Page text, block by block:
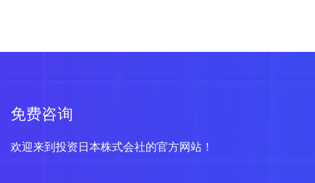
免费咨询
欢迎来到投资日本株式会社的官方网站！